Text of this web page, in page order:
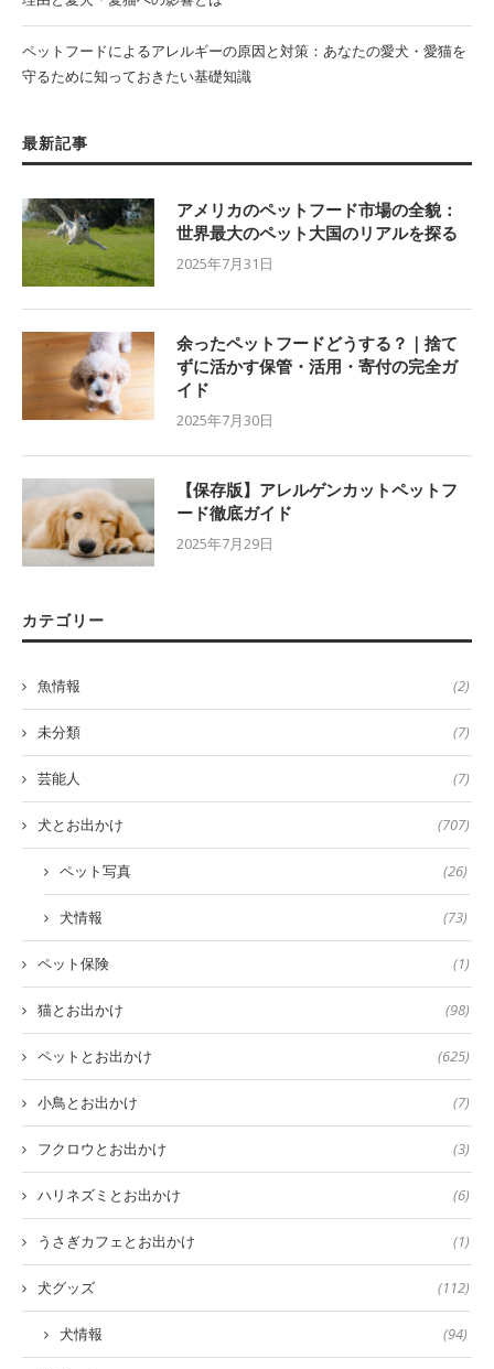
ペットフードによるアレルギーの原因と対策：あなたの愛犬・愛猫を
守るために知っておきたい基礎知識
最新記事
アメリカのペットフード市場の全貌：
世界最大のペット大国のリアルを探る
2025年7月31日
余ったペットフードどうする？｜捨て
ずに活かす保管・活用・寄付の完全ガ
イド
2025年7月30日
【保存版】アレルゲンカットペットフ
ード徹底ガイド
2025年7月29日
カテゴリー
魚情報 (2)
未分類 (7)
芸能人 (7)
犬とお出かけ (707)
ペット写真 (26)
犬情報 (73)
ペット保険 (1)
猫とお出かけ (98)
ペットとお出かけ (625)
小鳥とお出かけ (7)
フクロウとお出かけ (3)
ハリネズミとお出かけ (6)
うさぎカフェとお出かけ (1)
犬グッズ (112)
犬情報 (94)